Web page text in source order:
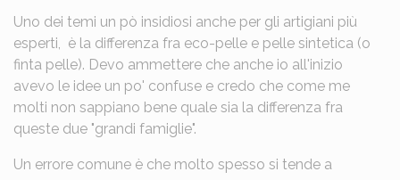
Uno dei temi un pò insidiosi anche per gli artigiani più
esperti, è la differenza fra eco-pelle e pelle sintetica (o
finta pelle). Devo ammettere che anche io all'inizio
avevo le idee un po' confuse e credo che come me
molti non sappiano bene quale sia la differenza fra
queste due "grandi famiglie".
Un errore comune è che molto spesso si tende a